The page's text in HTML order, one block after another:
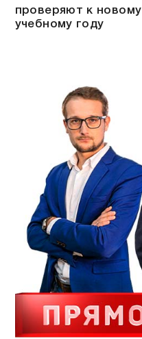
проверяют к новому
учебному году